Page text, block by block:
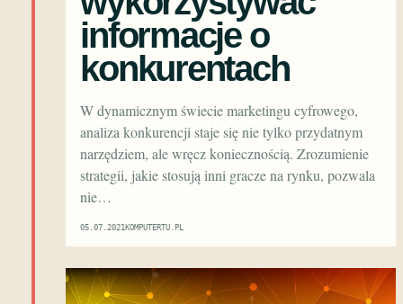
informacje o
konkurentach
W dynamicznym świecie marketingu cyfrowego,
analiza konkurencji staje się nie tylko przydatnym
narzędziem, ale wręcz koniecznością. Zrozumienie
strategii, jakie stosują inni gracze na rynku, pozwala
nie…
05.07.2021KOMPUTERTU.PL